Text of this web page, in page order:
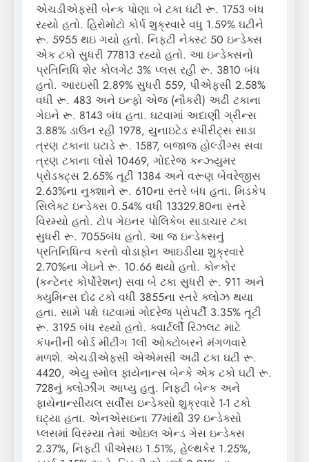
એચડીએફસી બેન્ક પોણા બે ટકા ઘટી રૂ. 1753 બંધ
રહ્યો હતો. હિરોમોટો કોર્પ શુક્રવારે વધુ 1.59% ઘટીને
રૂ. 5955 થઇ ગયો હતો. નિફ્ટી નેક્સ્ટ 50 ઇન્ડેક્સ
એક ટકો સુધરી 77813 રહ્યો હતો. આ ઇન્ડેક્સનો
પ્રતિનિધિ શેર કોલગેટ 3% પ્લસ રહી રૂ. 3810 બંધ
હતો. આરઇસી 2.89% સુધરી 559, પીએફસી 2.58%
વધી રૂ. 483 અને ઇન્ફો એજ (નૌકરી) અઢી ટકાના
ગેઇને રૂ. 8143 બંધ હતા. ઘટવામાં અદાણી ગ્રીન્સ
3.88% ડાઉન રહી 1978, યુનાઇટેડ સ્પીરીટ્સ સાડા
ત્રણ ટકાના ઘટાડે રૂ. 1587, બજાજ હોલ્ડીંગ્સ સવા
ત્રણ ટકાના લોસે 10469, ગોદરેજ કન્ઝ્યુમર
પ્રોડક્ટ્સ 2.65% તૂટી 1384 અને વરૂણ બેવરેજીસ
2.63%ના નુક્શાને રૂ. 610ના સ્તરે બંધ હતા. મિડકેપ
સિલેક્ટ ઇન્ડેક્સ 0.54% વધી 13329.80ના સ્તરે
વિરમ્યો હતો. ટોપ ગેઇનર પોલિકેબ સાડાચાર ટકા
સુધરી રૂ. 7055બંધ હતો. આ જ ઇન્ડેક્સનું
પ્રતિનિધિત્વ કરતો વોડાફોન આઇડીયા શુક્રવારે
2.70%ના ગેઇને રૂ. 10.66 થયો હતો. કોન્કોર
(કન્ટેનર કોર્પોરેશન) સવા બે ટકા સુધરી રૂ. 911 અને
ક્યુમિન્સ દોઢ ટકો વધી 3855ના સ્તરે ક્લોઝ થયા
હતા. સામે પક્ષે ઘટવામાં ગોદરેજ પ્રોપર્ટી 3.35% તૂટી
રૂ. 3195 બંધ રહ્યો હતો. ક્વાર્ટર્લી રિઝલટ માટે
કંપનીની બોર્ડ મીટીંગ 1લી ઓક્ટોબરને મંગળવારે
મળશે. એચડીએફસી એએમસી અઢી ટકા ઘટી રૂ.
4420, એયુ સ્મોલ ફાયેનાન્સ બેન્કે એક ટકો ઘટી રૂ.
728નું ક્લોઝીંગ આપ્યુ હતુ. નિફ્ટી બેન્ક અને
ફાયેનાન્સીયલ સર્વીસ ઇન્ડેક્સો શુક્રવારે 1-1 ટકો
ઘટ્યા હતા. એનએસઇના 77માંથી 39 ઇન્ડેક્સો
પ્લસમાં વિરમ્યા તેમાં ઓઇલ એન્ડ ગેસ ઇન્ડેક્સ
2.37%, નિફ્ટી પીએસઇ 1.51%, હેલ્થકેર 1.25%,